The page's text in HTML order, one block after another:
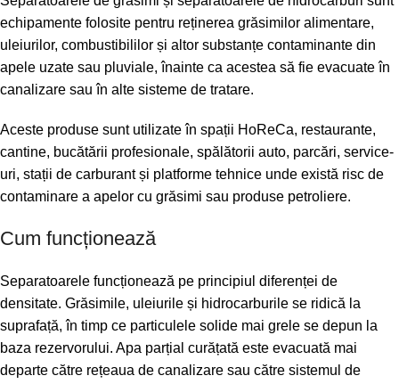
echipamente folosite pentru reținerea grăsimilor alimentare,
uleiurilor, combustibililor și altor substanțe contaminante din
apele uzate sau pluviale, înainte ca acestea să fie evacuate în
canalizare sau în alte sisteme de tratare.
Aceste produse sunt utilizate în spații HoReCa, restaurante,
cantine, bucătării profesionale, spălătorii auto, parcări, service-
uri, stații de carburant și platforme tehnice unde există risc de
contaminare a apelor cu grăsimi sau produse petroliere.
Cum funcționează
Separatoarele funcționează pe principiul diferenței de
densitate. Grăsimile, uleiurile și hidrocarburile se ridică la
suprafață, în timp ce particulele solide mai grele se depun la
baza rezervorului. Apa parțial curățată este evacuată mai
departe către rețeaua de canalizare sau către sistemul de